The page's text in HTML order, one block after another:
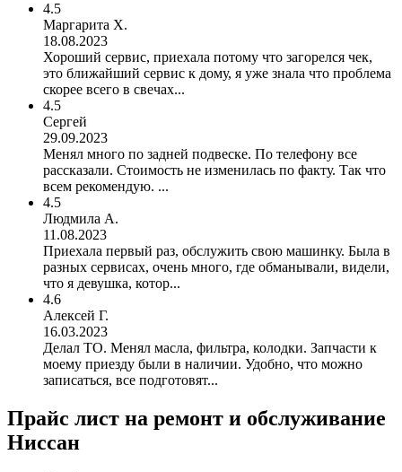
4.5
Маргарита Х.
18.08.2023
Хороший сервис, приехала потому что загорелся чек,
это ближайший сервис к дому, я уже знала что проблема
скорее всего в свечах...
4.5
Сергей
29.09.2023
Менял много по задней подвеске. По телефону все
рассказали. Стоимость не изменилась по факту. Так что
всем рекомендую. ...
4.5
Людмила А.
11.08.2023
Приехала первый раз, обслужить свою машинку. Была в
разных сервисах, очень много, где обманывали, видели,
что я девушка, котор...
4.6
Алексей Г.
16.03.2023
Делал ТО. Менял масла, фильтра, колодки. Запчасти к
моему приезду были в наличии. Удобно, что можно
записаться, все подготовят...
Прайс лист на ремонт и обслуживание
Ниссан